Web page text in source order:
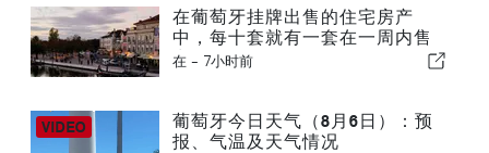
在葡萄牙挂牌出售的住宅房产
中，每十套就有一套在一周内售
出
在 - 7小时前
葡萄牙今日天气（8月6日）：预
报、气温及天气情况